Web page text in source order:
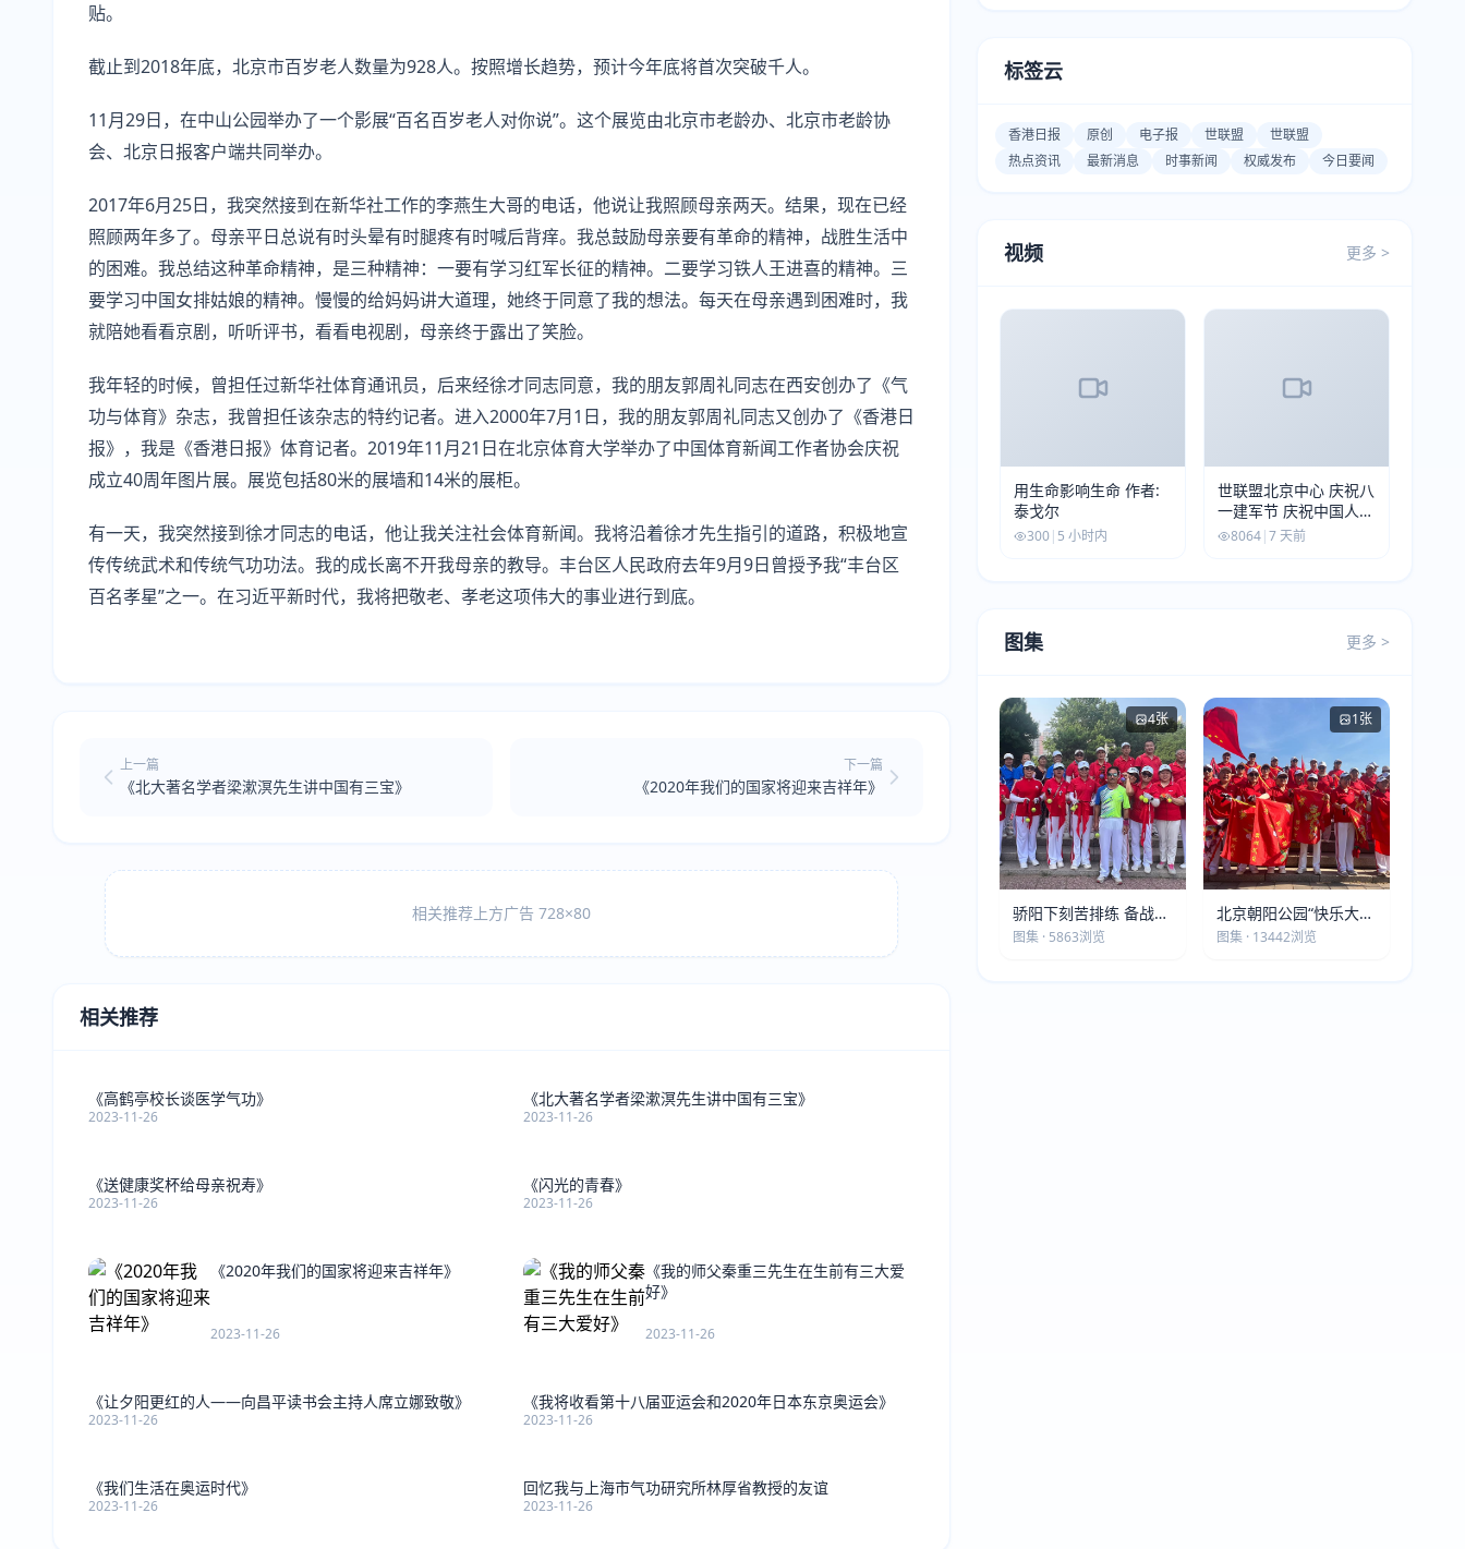
贴。
截止到2018年底，北京市百岁老人数量为928人。按照增长趋势，预计今年底将首次突破千人。
11月29日，在中山公园举办了一个影展“百名百岁老人对你说”。这个展览由北京市老龄办、北京市老龄协
会、北京日报客户端共同举办。
2017年6月25日，我突然接到在新华社工作的李燕生大哥的电话，他说让我照顾母亲两天。结果，现在已经
照顾两年多了。母亲平日总说有时头晕有时腿疼有时喊后背痒。我总鼓励母亲要有革命的精神，战胜生活中
的困难。我总结这种革命精神，是三种精神：一要有学习红军长征的精神。二要学习铁人王进喜的精神。三
要学习中国女排姑娘的精神。慢慢的给妈妈讲大道理，她终于同意了我的想法。每天在母亲遇到困难时，我
就陪她看看京剧，听听评书，看看电视剧，母亲终于露出了笑脸。
我年轻的时候，曾担任过新华社体育通讯员，后来经徐才同志同意，我的朋友郭周礼同志在西安创办了《气
功与体育》杂志，我曾担任该杂志的特约记者。进入2000年7月1日，我的朋友郭周礼同志又创办了《香港日
报》，我是《香港日报》体育记者。2019年11月21日在北京体育大学举办了中国体育新闻工作者协会庆祝
成立40周年图片展。展览包括80米的展墙和14米的展柜。
有一天，我突然接到徐才同志的电话，他让我关注社会体育新闻。我将沿着徐才先生指引的道路，积极地宣
传传统武术和传统气功功法。我的成长离不开我母亲的教导。丰台区人民政府去年9月9日曾授予我“丰台区
百名孝星”之一。在习近平新时代，我将把敬老、孝老这项伟大的事业进行到底。
上一篇
《北大著名学者梁漱溟先生讲中国有三宝》
下一篇
《2020年我们的国家将迎来吉祥年》
相关推荐上方广告 728×80
相关推荐
《高鹤亭校长谈医学气功》
2023-11-26
《北大著名学者梁漱溟先生讲中国有三宝》
2023-11-26
《送健康奖杯给母亲祝寿》
2023-11-26
《闪光的青春》
2023-11-26
《2020年我们的国家将迎来吉祥年》
2023-11-26
《我的师父秦重三先生在生前有三大爱
好》
2023-11-26
《让夕阳更红的人――向昌平读书会主持人席立娜致敬》
2023-11-26
《我将收看第十八届亚运会和2020年日本东京奥运会》
2023-11-26
《我们生活在奥运时代》
2023-11-26
回忆我与上海市气功研究所林厚省教授的友谊
2023-11-26
标签云
香港日报 原创 电子报 世联盟
世联盟
热点资讯
最新消息 时事新闻 权威发布 今日要闻
视频 更多 >
用生命影响生命 作者:
泰戈尔
300| 5 小时内
世联盟北京中心 庆祝八
一建军节 庆祝中国人民
解放军建军99周年
8064|7 天前
图集 更多 >
4张
骄阳下刻苦排练 备战第
五届莫斯科世界大健康
图集 · 5863浏览
1张
北京朝阳公园“快乐大本
营”建党105周年庆祝活
图集 · 13442浏览